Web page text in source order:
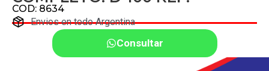
COD: 8634
Envios en todo Argentina
Consultar